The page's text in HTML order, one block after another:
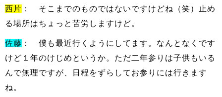
西片 ： そこまでのものではないですけどね（笑）止め
る場所はちょっと苦労しますけど。
佐藤 ： 僕も最近行くようにしてます。なんとなくです
けど１年のけじめというか。ただ二年参りは子供もいる
んで無理ですが、日程をずらしてお参りには行きます
ね。